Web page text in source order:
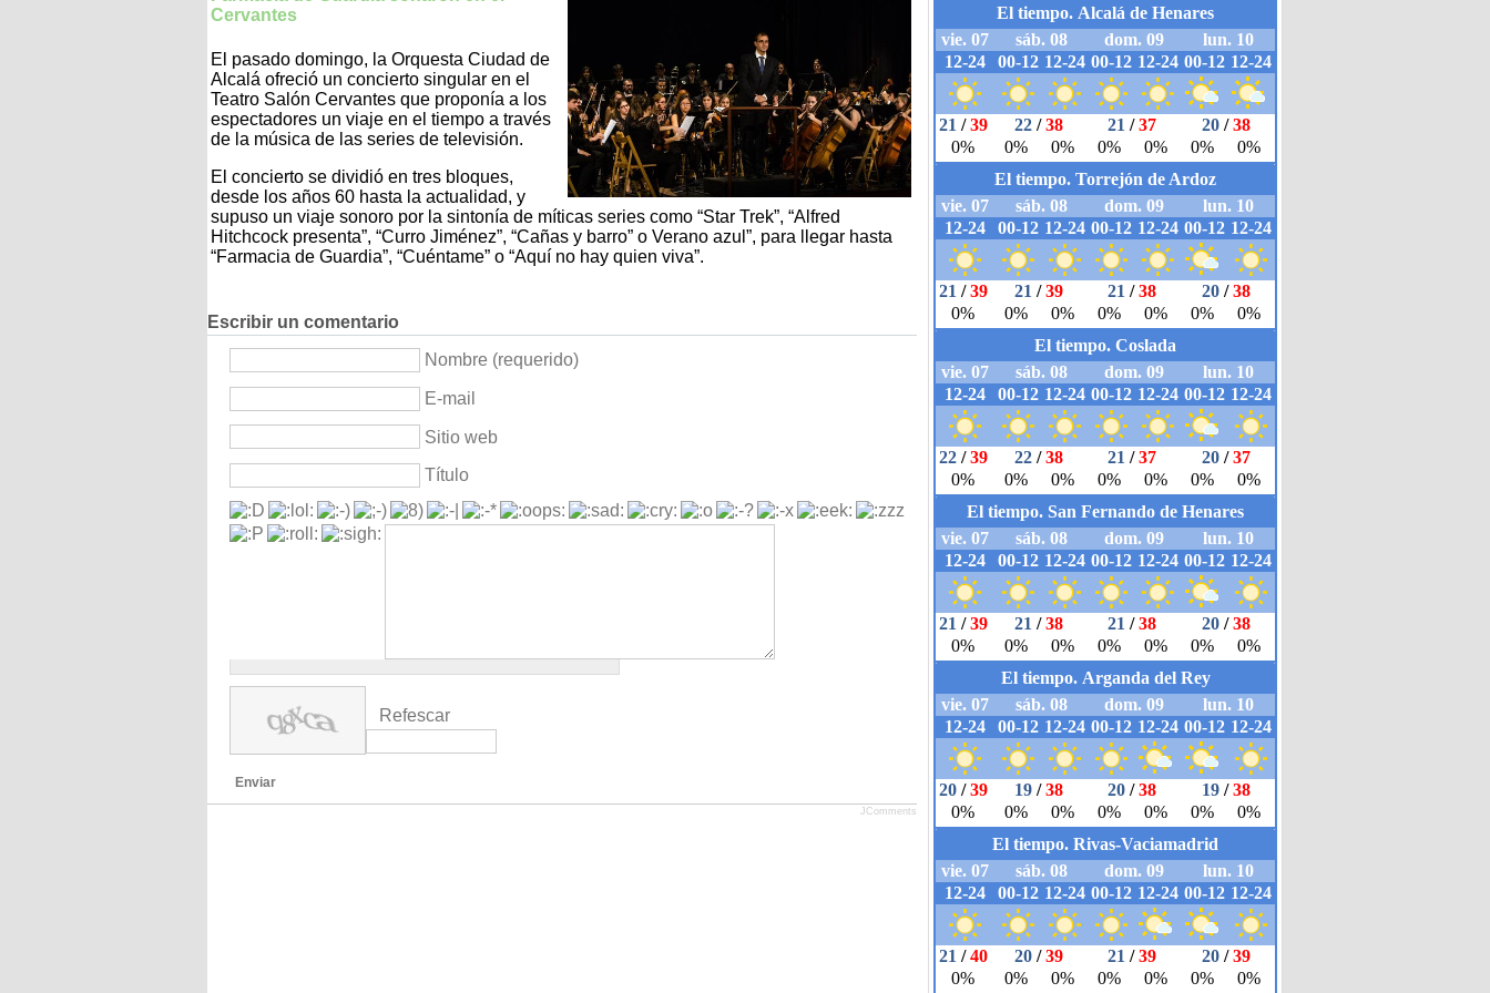
Cervantes
El pasado domingo, la Orquesta Ciudad de
Alcalá ofreció un concierto singular en el
Teatro Salón Cervantes que proponía a los
espectadores un viaje en el tiempo a través
de la música de las series de televisión.
El concierto se dividió en tres bloques,
desde los años 60 hasta la actualidad, y
supuso un viaje sonoro por la sintonía de míticas series como “Star Trek”, “Alfred
Hitchcock presenta”, “Curro Jiménez”, “Cañas y barro” o Verano azul”, para llegar hasta
“Farmacia de Guardia”, “Cuéntame” o “Aquí no hay quien viva”.
Escribir un comentario
Nombre (requerido)
E-mail
Sitio web
Título
Refescar
Enviar
JComments